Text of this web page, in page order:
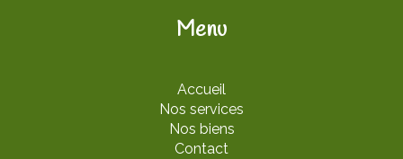
Menu
Accueil
Nos services
Nos biens
Contact